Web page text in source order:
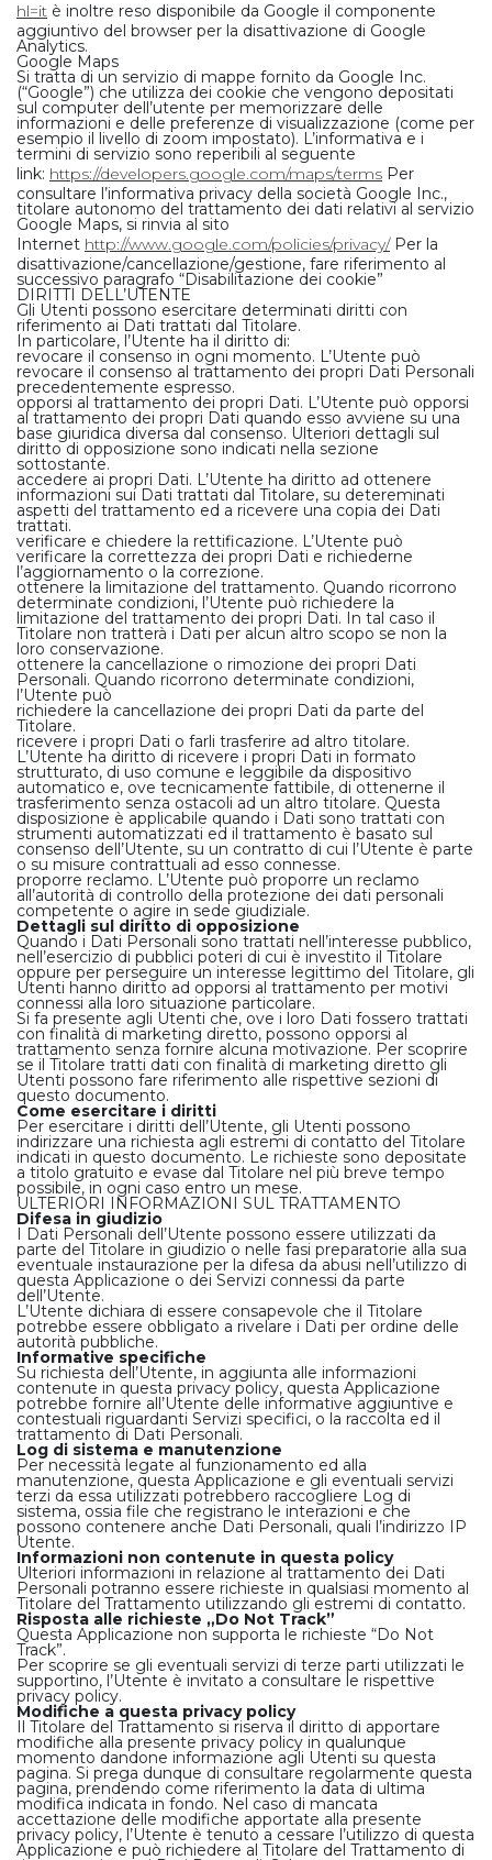
hl=it è inoltre reso disponibile da Google il componente
aggiuntivo del browser per la disattivazione di Google
Analytics.
Google Maps
Si tratta di un servizio di mappe fornito da Google Inc.
(“Google”) che utilizza dei cookie che vengono depositati
sul computer dell’utente per memorizzare delle
informazioni e delle preferenze di visualizzazione (come per
esempio il livello di zoom impostato). L’informativa e i
termini di servizio sono reperibili al seguente
link: https://developers.google.com/maps/terms Per
consultare l’informativa privacy della società Google Inc.,
titolare autonomo del trattamento dei dati relativi al servizio
Google Maps, si rinvia al sito
Internet http://www.google.com/policies/privacy/Per la
disattivazione/cancellazione/gestione, fare riferimento al
successivo paragrafo “Disabilitazione dei cookie”
DIRITTI DELL’UTENTE
Gli Utenti possono esercitare determinati diritti con
riferimento ai Dati trattati dal Titolare.
In particolare, l’Utente ha il diritto di:
revocare il consenso in ogni momento. L’Utente può
revocare il consenso al trattamento dei propri Dati Personali
precedentemente espresso.
opporsi al trattamento dei propri Dati. L’Utente può opporsi
al trattamento dei propri Dati quando esso avviene su una
base giuridica diversa dal consenso. Ulteriori dettagli sul
diritto di opposizione sono indicati nella sezione
sottostante.
accedere ai propri Dati. L’Utente ha diritto ad ottenere
informazioni sui Dati trattati dal Titolare, su detereminati
aspetti del trattamento ed a ricevere una copia dei Dati
trattati.
verificare e chiedere la rettificazione. L’Utente può
verificare la correttezza dei propri Dati e richiederne
l’aggiornamento o la correzione.
ottenere la limitazione del trattamento. Quando ricorrono
determinate condizioni, l’Utente può richiedere la
limitazione del trattamento dei propri Dati. In tal caso il
Titolare non tratterà i Dati per alcun altro scopo se non la
loro conservazione.
ottenere la cancellazione o rimozione dei propri Dati
Personali. Quando ricorrono determinate condizioni,
l’Utente può
richiedere la cancellazione dei propri Dati da parte del
Titolare.
ricevere i propri Dati o farli trasferire ad altro titolare.
L’Utente ha diritto di ricevere i propri Dati in formato
strutturato, di uso comune e leggibile da dispositivo
automatico e, ove tecnicamente fattibile, di ottenerne il
trasferimento senza ostacoli ad un altro titolare. Questa
disposizione è applicabile quando i Dati sono trattati con
strumenti automatizzati ed il trattamento è basato sul
consenso dell’Utente, su un contratto di cui l’Utente è parte
o su misure contrattuali ad esso connesse.
proporre reclamo. L’Utente può proporre un reclamo
all’autorità di controllo della protezione dei dati personali
competente o agire in sede giudiziale.
Dettagli sul diritto di opposizione
Quando i Dati Personali sono trattati nell’interesse pubblico,
nell’esercizio di pubblici poteri di cui è investito il Titolare
oppure per perseguire un interesse legittimo del Titolare, gli
Utenti hanno diritto ad opporsi al trattamento per motivi
connessi alla loro situazione particolare.
Si fa presente agli Utenti che, ove i loro Dati fossero trattati
con finalità di marketing diretto, possono opporsi al
trattamento senza fornire alcuna motivazione. Per scoprire
se il Titolare tratti dati con finalità di marketing diretto gli
Utenti possono fare riferimento alle rispettive sezioni di
questo documento.
Come esercitare i diritti
Per esercitare i diritti dell’Utente, gli Utenti possono
indirizzare una richiesta agli estremi di contatto del Titolare
indicati in questo documento. Le richieste sono depositate
a titolo gratuito e evase dal Titolare nel più breve tempo
possibile, in ogni caso entro un mese.
ULTERIORI INFORMAZIONI SUL TRATTAMENTO
Difesa in giudizio
I Dati Personali dell’Utente possono essere utilizzati da
parte del Titolare in giudizio o nelle fasi preparatorie alla sua
eventuale instaurazione per la difesa da abusi nell’utilizzo di
questa Applicazione o dei Servizi connessi da parte
dell’Utente.
L’Utente dichiara di essere consapevole che il Titolare
potrebbe essere obbligato a rivelare i Dati per ordine delle
autorità pubbliche.
Informative specifiche
Su richiesta dell’Utente, in aggiunta alle informazioni
contenute in questa privacy policy, questa Applicazione
potrebbe fornire all’Utente delle informative aggiuntive e
contestuali riguardanti Servizi specifici, o la raccolta ed il
trattamento di Dati Personali.
Log di sistema e manutenzione
Per necessità legate al funzionamento ed alla
manutenzione, questa Applicazione e gli eventuali servizi
terzi da essa utilizzati potrebbero raccogliere Log di
sistema, ossia file che registrano le interazioni e che
possono contenere anche Dati Personali, quali l’indirizzo IP
Utente.
Informazioni non contenute in questa policy
Ulteriori informazioni in relazione al trattamento dei Dati
Personali potranno essere richieste in qualsiasi momento al
Titolare del Trattamento utilizzando gli estremi di contatto.
Risposta alle richieste „Do Not Track”
Questa Applicazione non supporta le richieste “Do Not
Track”.
Per scoprire se gli eventuali servizi di terze parti utilizzati le
supportino, l’Utente è invitato a consultare le rispettive
privacy policy.
Modifiche a questa privacy policy
Il Titolare del Trattamento si riserva il diritto di apportare
modifiche alla presente privacy policy in qualunque
momento dandone informazione agli Utenti su questa
pagina. Si prega dunque di consultare regolarmente questa
pagina, prendendo come riferimento la data di ultima
modifica indicata in fondo. Nel caso di mancata
accettazione delle modifiche apportate alla presente
privacy policy, l’Utente è tenuto a cessare l’utilizzo di questa
Applicazione e può richiedere al Titolare del Trattamento di